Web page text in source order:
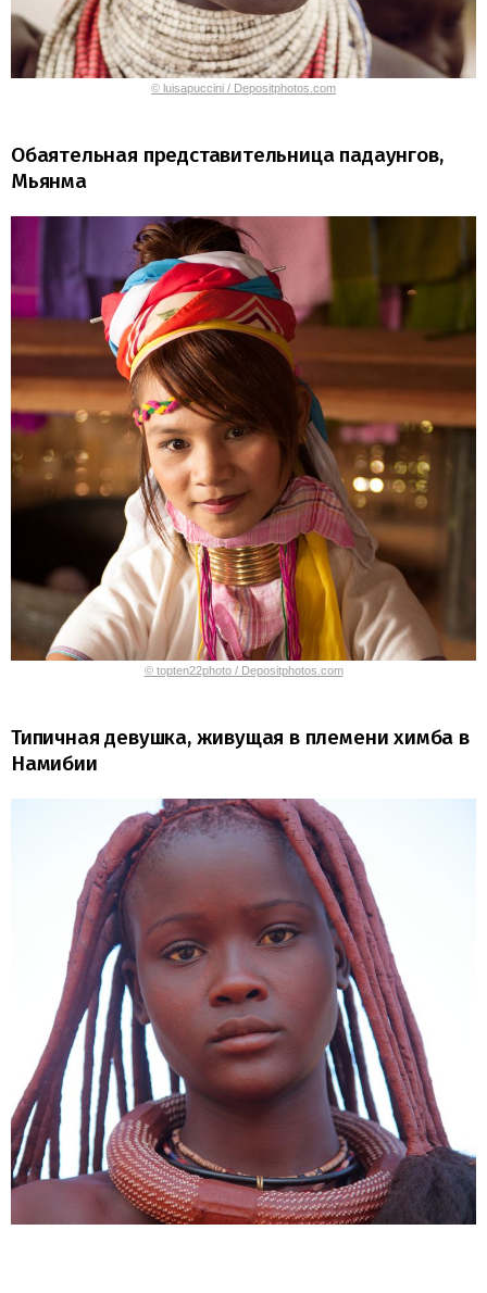
© luisapuccini / Depositphotos.com
Обаятельная представительница падаунгов,
Мьянма
© topten22photo / Depositphotos.com
Типичная девушка, живущая в племени химба в
Намибии